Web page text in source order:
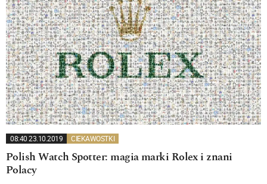
08:40 23.10.2019 CIEKAWOSTKI
Polish Watch Spotter: magia marki Rolex i znani
Polacy